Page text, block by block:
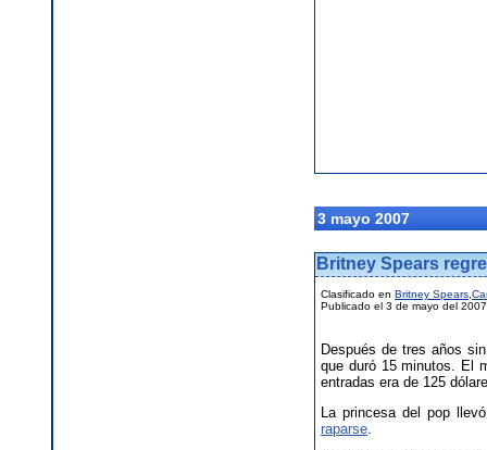
3 mayo 2007
Britney Spears
Clasificado en Britney Spears
Publicado el 3 de mayo del 2007
Después de tres años
que duró 15 minutos. El
entradas era de 125
La princesa del pop
raparse.